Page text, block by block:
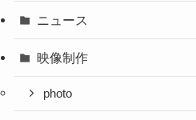
ニュース
映像制作
photo